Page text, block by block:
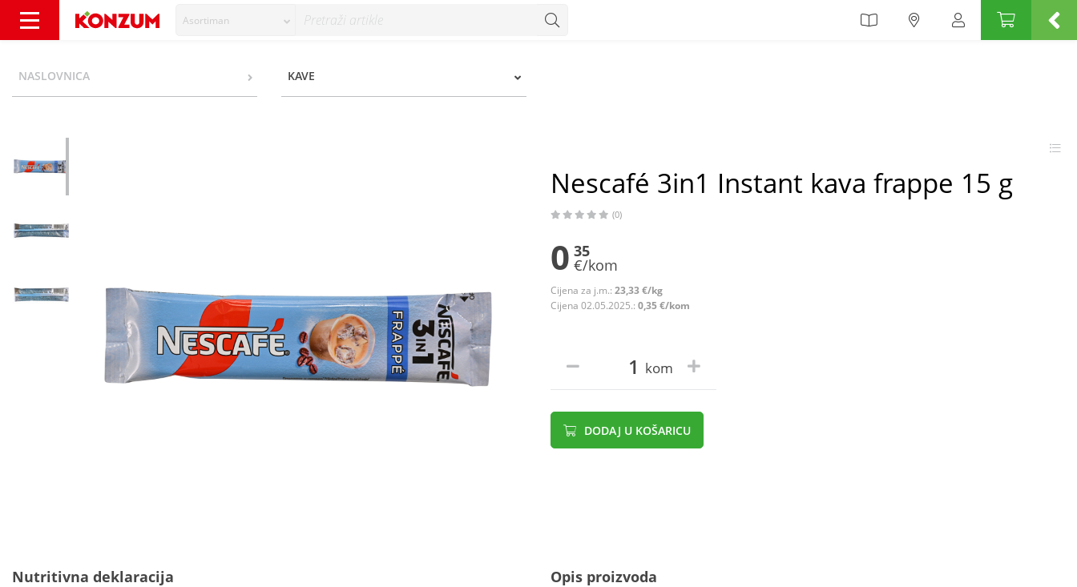
Asortiman
NASLOVNICA KAVE
Nescafé 3in1 Instant kava frappe 15 g
(0)
0 35
€/kom
Cijena za j.m.: 23,33 €/kg
Cijena 02.05.2025.: 0,35 €/kom
kom
DODAJ U KOŠARICU
Nutritivna deklaracija Opis proizvoda